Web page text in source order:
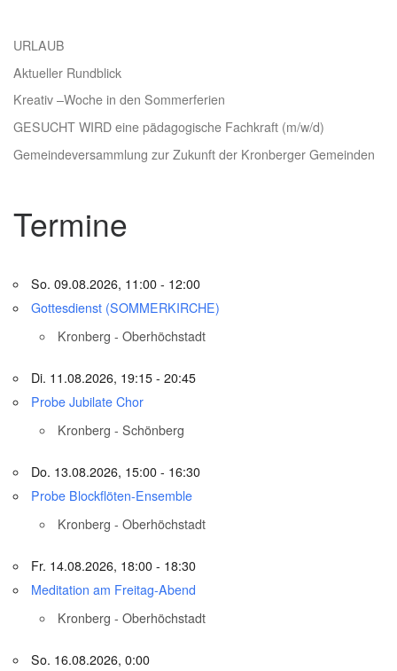
URLAUB
Aktueller Rundblick
Kreativ –Woche in den Sommerferien
GESUCHT WIRD eine pädagogische Fachkraft (m/w/d)
Gemeindeversammlung zur Zukunft der Kronberger Gemeinden
Termine
So. 09.08.2026, 11:00 - 12:00
Gottesdienst (SOMMERKIRCHE)
Kronberg - Oberhöchstadt
Di. 11.08.2026, 19:15 - 20:45
Probe Jubilate Chor
Kronberg - Schönberg
Do. 13.08.2026, 15:00 - 16:30
Probe Blockflöten-Ensemble
Kronberg - Oberhöchstadt
Fr. 14.08.2026, 18:00 - 18:30
Meditation am Freitag-Abend
Kronberg - Oberhöchstadt
So. 16.08.2026, 0:00